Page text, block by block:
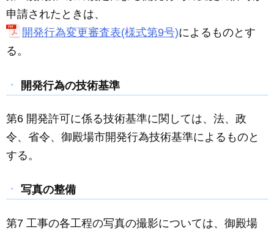
申請されたときは、
開発行為変更審査表(様式第9号)によるものとす
る。
開発行為の技術基準
第6 開発許可に係る技術基準に関しては、法、政
令、省令、御殿場市開発行為技術基準によるものと
する。
写真の整備
第7 工事の各工程の写真の撮影については、御殿場